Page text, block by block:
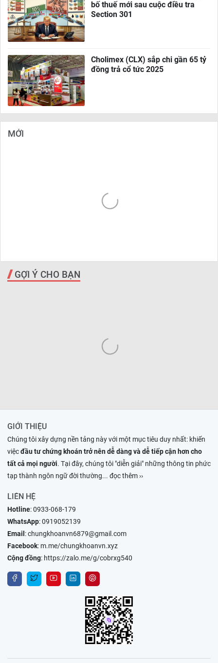
bố thuế mới sau cuộc điều tra
Section 301
Cholimex (CLX) sắp chi gần 65 tỷ
đồng trả cổ tức 2025
MỚI
GỢI Ý CHO BẠN
GIỚI THIỆU
Chúng tôi xây dựng nền tảng này với một mục tiêu duy nhất: khiến
việcđầu tư chứng khoán trở nên dễ dàng và dễ tiếp cận hơn cho
tất cả mọi người. Tại đây, chúng tôi "diễn giải" những thông tin phức
tạp thành ngôn ngữ đời thường... đọc thêm ››
LIÊN HỆ
Hotline:0933-068-179
WhatsApp:0919052139
Email :chungkhoanvn6879@gmail.com
Facebook: m.me/chungkhoanvn.xyz
Cộng đồng: https://zalo.me/g/cobrxg540